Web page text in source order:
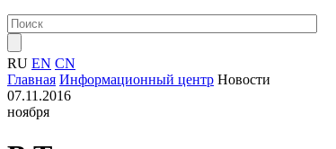
RU EN CN
Главная Информационный центр Новости
07.11.2016
ноября